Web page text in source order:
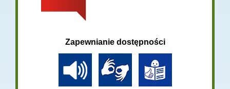
Zapewnianie dostępności